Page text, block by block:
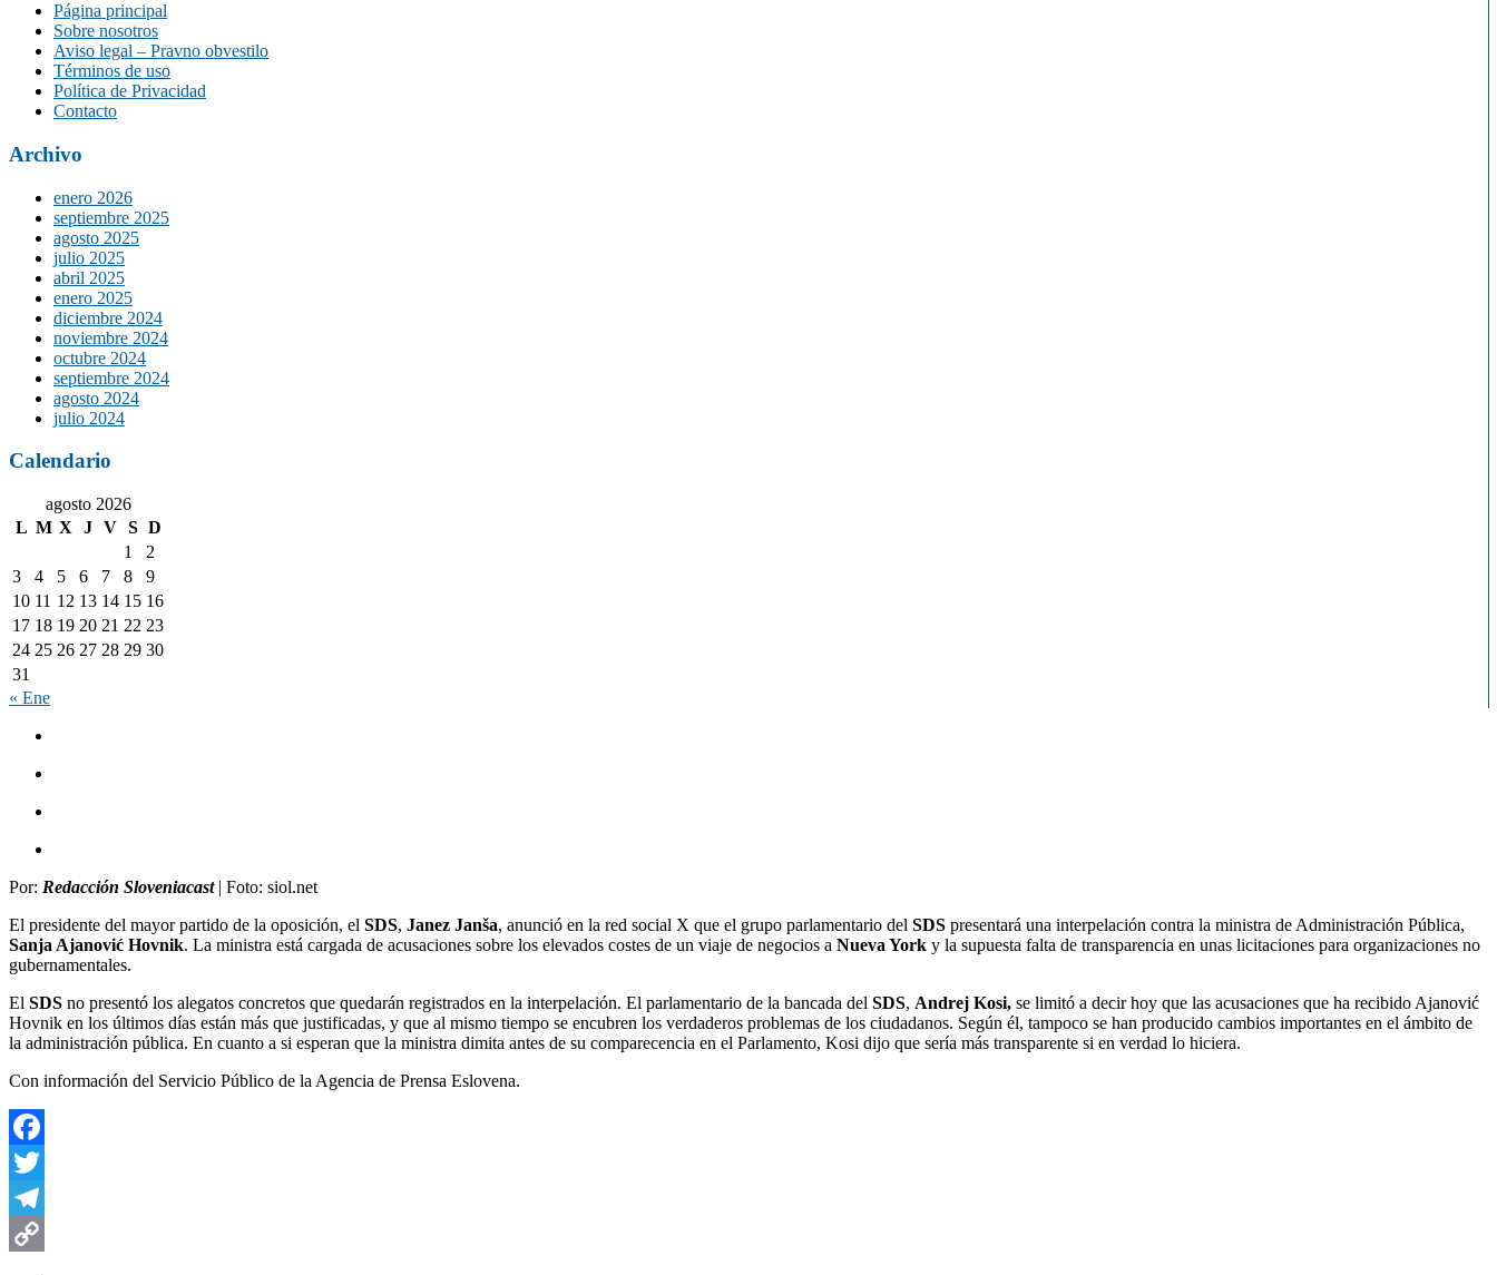
Página principal
Sobre nosotros
Aviso legal – Pravno obvestilo
Términos de uso
Política de Privacidad
Contacto
Archivo
enero 2026
septiembre 2025
agosto 2025
julio 2025
abril 2025
enero 2025
diciembre 2024
noviembre 2024
octubre 2024
septiembre 2024
agosto 2024
julio 2024
Calendario
agosto 2026
L M X J V S D
1
2
3
4 5 6 7 8
9
10 11 12 13 14 15 16
17 18 19 20 21 22 23
24 25 26 27 28 29 30
31
« Ene
Por: Redacción Sloveniacast| Foto: siol.net
El presidente del mayor partido de la oposición, el SDS, Janez Janša, anunció en la red social X que el grupo parlamentario del SDS presentará una interpelación contra la ministra de Administración Pública,
Sanja Ajanović Hovnik. La ministra está cargada de acusaciones sobre los elevados costes de un viaje de negocios a Nueva York y la supuesta falta de transparencia en unas licitaciones para organizaciones no
gubernamentales.
El SDS no presentó los alegatos concretos que quedarán registrados en la interpelación. El parlamentario de la bancada del SDS, Andrej Kosi, se limitó a decir hoy que las acusaciones que ha recibido Ajanović
Hovnik en los últimos días están más que justificadas, y que al mismo tiempo se encubren los verdaderos problemas de los ciudadanos. Según él, tampoco se han producido cambios importantes en el ámbito de
la administración pública. En cuanto a si esperan que la ministra dimita antes de su comparecencia en el Parlamento, Kosi dijo que sería más transparente si en verdad lo hiciera.
Con información del Servicio Público de la Agencia de Prensa Eslovena.
Facebook
Twitter
Telegram